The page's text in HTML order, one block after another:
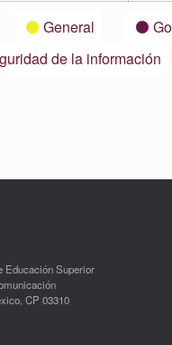
General
de la información
Educación Superior
CP 03310